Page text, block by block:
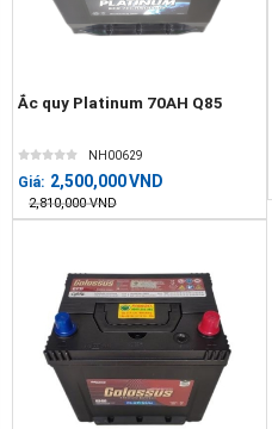
Ắc quy Platinum 70AH Q85
NH00629
Giá: 2,500,000VND
2,810,000 VND